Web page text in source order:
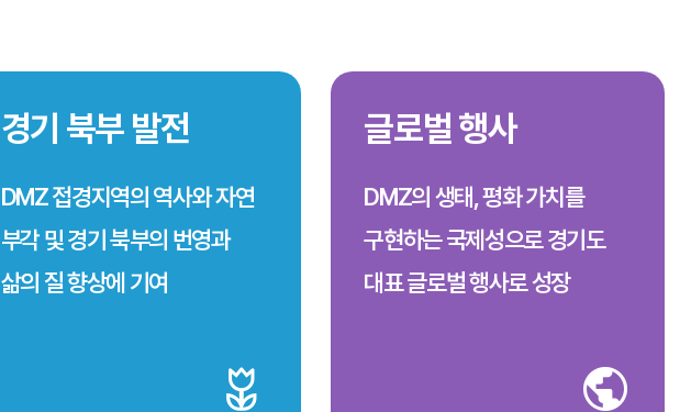
경기 북부 발전
DMZ 접경지역의 역사와 자연
부각 및 경기 북부의 번영과
삶의 질 향상에 기여
글로벌 행사
DMZ의 생태, 평화 가치를
구현하는 국제성으로 경기도
대표 글로벌 행사로 성장